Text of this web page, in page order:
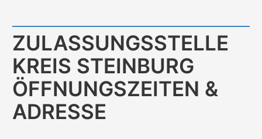
ZULASSUNGS­STELLE
KREIS STEINBURG
ÖFFNUNGS­ZEITEN &
ADRESSE